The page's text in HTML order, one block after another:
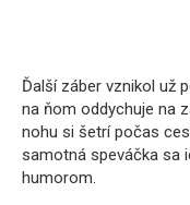
Ďalší záber vznikol už
na ňom oddychuje na
nohu si šetrí počas
samotná speváčka sa
humorom.